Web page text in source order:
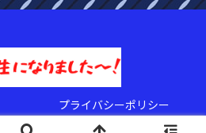
プライバシーポリシー